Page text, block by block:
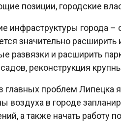
позиции, городские
инфраструктуры города –
значительно
развязки и расширить
реконструкция
главных проблем Липецка
воздуха в городе
а также начать работу